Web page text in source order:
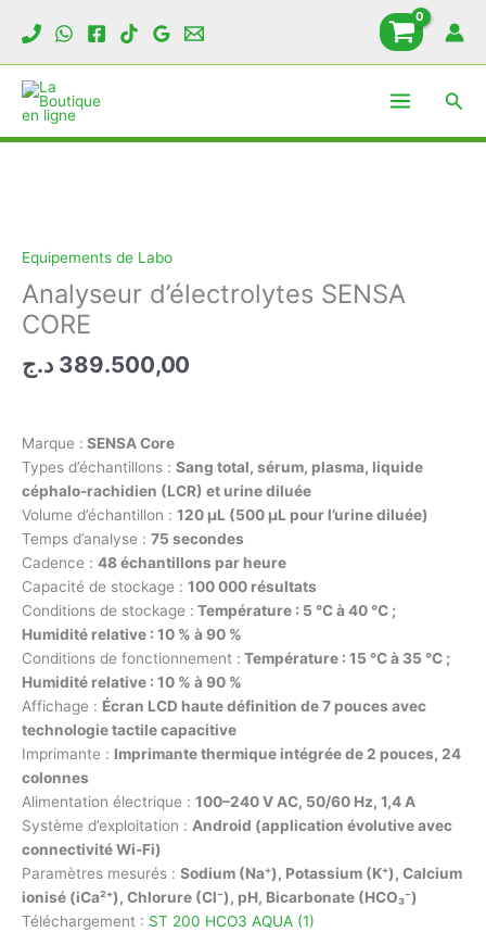
Equipements de Labo
Analyseur d’électrolytes SENSA
CORE
389.500,00 د.ج
Marque : SENSA Core
Types d’échantillons : Sang total, sérum, plasma, liquide
céphalo-rachidien (LCR) et urine diluée
Volume d’échantillon : 120 µL (500 µL pour l’urine diluée)
Temps d’analyse : 75 secondes
Cadence : 48 échantillons par heure
Capacité de stockage : 100 000 résultats
Conditions de stockage : Température : 5 °C à 40 °C ;
Humidité relative : 10 % à 90 %
Conditions de fonctionnement : Température : 15 °C à 35 °C ;
Humidité relative : 10 % à 90 %
Affichage : Écran LCD haute définition de 7 pouces avec
technologie tactile capacitive
Imprimante : Imprimante thermique intégrée de 2 pouces, 24
colonnes
Alimentation électrique : 100–240 V AC, 50/60 Hz, 1,4 A
Système d’exploitation : Android (application évolutive avec
connectivité Wi-Fi)
Paramètres mesurés : Sodium (Na⁺), Potassium (K⁺), Calcium
ionisé (iCa²⁺), Chlorure (Cl⁻), pH, Bicarbonate (HCO₃⁻)
Téléchargement : ST 200 HCO3 AQUA (1)
d’électrolytes
CORE